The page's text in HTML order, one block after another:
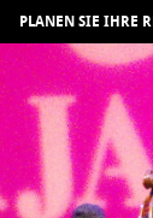
PLANEN SIE IHRE